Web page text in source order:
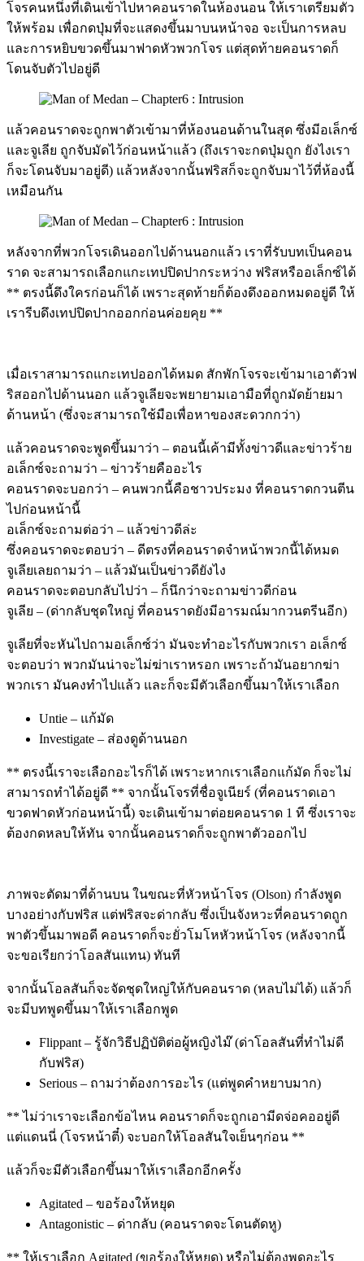
โจรคนหนึ่งที่เดินเข้าไปหาคอนราดในห้องนอน ให้เราเตรียมตัว
ให้พร้อม เพื่อกดปุ่มที่จะแสดงขึ้นมาบนหน้าจอ จะเป็นการหลบ
และการหยิบขวดขึ้นมาฟาดหัวพวกโจร แต่สุดท้ายคอนราดก็
โดนจับตัวไปอยู่ดี
แล้วคอนราดจะถูกพาตัวเข้ามาที่ห้องนอนด้านในสุด ซึ่งมีอเล็กซ์
และจูเลีย ถูกจับมัดไว้ก่อนหน้าแล้ว (ถึงเราจะกดปุ่มถูก ยังไงเรา
ก็จะโดนจับมาอยู่ดี) แล้วหลังจากนั้นฟริสก็จะถูกจับมาไว้ที่ห้องนี้
เหมือนกัน
หลังจากที่พวกโจรเดินออกไปด้านนอกแล้ว เราที่รับบทเป็นคอน
ราด จะสามารถเลือกแกะเทปปิดปากระหว่าง ฟริสหรืออเล็กซ์ได้
** ตรงนี้ดึงใครก่อนก็ได้ เพราะสุดท้ายก็ต้องดึงออกหมดอยู่ดี ให้
เรารีบดึงเทปปิดปากออกก่อนค่อยคุย **
เมื่อเราสามารถแกะเทปออกได้หมด สักพักโจรจะเข้ามาเอาตัวฟ
ริสออกไปด้านนอก แล้วจูเลียจะพยายามเอามือที่ถูกมัดย้ายมา
ด้านหน้า (ซึ่งจะสามารถใช้มือเพื่อหาของสะดวกกว่า)
แล้วคอนราดจะพูดขึ้นมาว่า – ตอนนี้เค้ามีทั้งข่าวดีและข่าวร้าย
อเล็กซ์จะถามว่า – ข่าวร้ายคืออะไร
คอนราดจะบอกว่า – คนพวกนี้คือชาวประมง ที่คอนราดกวนตีน
ไปก่อนหน้านี้
อเล็กซ์จะถามต่อว่า – แล้วข่าวดีล่ะ
ซึ่งคอนราดจะตอบว่า – ดีตรงที่คอนราดจำหน้าพวกนี้ได้หมด
จูเลียเลยถามว่า – แล้วมันเป็นข่าวดียังไง
คอนราดจะตอบกลับไปว่า – ก็นึกว่าจะถามข่าวดีก่อน
จูเลีย – (ด่ากลับชุดใหญ่ ที่คอนราดยังมีอารมณ์มากวนตรีนอีก)
จูเลียที่จะหันไปถามอเล็กซ์ว่า มันจะทำอะไรกับพวกเรา อเล็กซ์
จะตอบว่า พวกมันน่าจะไม่ฆ่าเราหรอก เพราะถ้ามันอยากฆ่า
พวกเรา มันคงทำไปแล้ว และก็จะมีตัวเลือกขึ้นมาให้เราเลือก
Untie – แก้มัด
Investigate – ส่องดูด้านนอก
** ตรงนี้เราจะเลือกอะไรก็ได้ เพราะหากเราเลือกแก้มัด ก็จะไม่
สามารถทำได้อยู่ดี ** จากนั้นโจรที่ชื่อจูเนียร์ (ที่คอนราดเอา
ขวดฟาดหัวก่อนหน้านี้) จะเดินเข้ามาต่อยคอนราด 1 ที ซึ่งเราจะ
ต้องกดหลบให้ทัน จากนั้นคอนราดก็จะถูกพาตัวออกไป
ภาพจะตัดมาที่ด้านบน ในขณะที่หัวหน้าโจร (Olson) กำลังพูด
บางอย่างกับฟริส แต่ฟริสจะด่ากลับ ซึ่งเป็นจังหวะที่คอนราดถูก
พาตัวขึ้นมาพอดี คอนราดก็จะยั่วโมโหหัวหน้าโจร (หลังจากนี้
จะขอเรียกว่าโอลสันแทน) ทันที
จากนั้นโอลสันก็จะจัดชุดใหญ่ให้กับคอนราด (หลบไม่ได้) แล้วก็
จะมีบทพูดขึ้นมาให้เราเลือกพูด
Flippant – รู้จักวิธีปฏิบัติต่อผู้หญิงไม๊ (ด่าโอลสันที่ทำไม่ดี
กับฟริส)
Serious – ถามว่าต้องการอะไร (แต่พูดคำหยาบมาก)
** ไม่ว่าเราจะเลือกข้อไหน คอนราดก็จะถูกเอามีดจ่อคออยู่ดี
แต่แดนนี่ (โจรหน้าตี๋) จะบอกให้โอลสันใจเย็นๆก่อน **
แล้วก็จะมีตัวเลือกขึ้นมาให้เราเลือกอีกครั้ง
Agitated – ขอร้องให้หยุด
Antagonistic – ด่ากลับ (คอนราดจะโดนตัดหู)
** ให้เราเลือก Agitated (ขอร้องให้หยุด) หรือไม่ต้องพูดอะไร